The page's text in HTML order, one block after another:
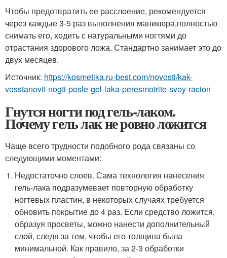
Чтобы предотвратить ее расслоение, рекомендуется
через каждые 3-5 раз выполнения маникюра,полностью
снимать его, ходить с натуральными ногтями до
отрастания здорового ложа. Стандартно занимает это до
двух месяцев.
Источник: https://kosmetika.ru-best.com/novosti/kak-
vosstanovit-nogti-posle-gel-laka-peresmotrite-svoy-racion
Гнутся ногти под гель-лаком.
Почему гель лак не ровно ложится
Чаще всего трудности подобного рода связаны со
следующими моментами:
Недостаточно слоев. Сама технология нанесения
гель-лака подразумевает повторную обработку
ногтевых пластин, в некоторых случаях требуется
обновить покрытие до 4 раз. Если средство ложится,
образуя просветы, можно нанести дополнительный
слой, следя за тем, чтобы его толщина была
минимальной. Как правило, за 2-3 обработки